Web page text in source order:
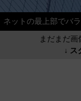
ネットの最上部でバ
まだまだ画
↓ ス